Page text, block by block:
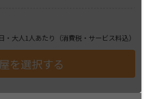
・大人1人あたり （消費税・サービス料込）